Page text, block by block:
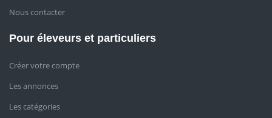
Nous contacter
Pour éleveurs et particuliers
Créer votre compte
Les annonces
Les catégories